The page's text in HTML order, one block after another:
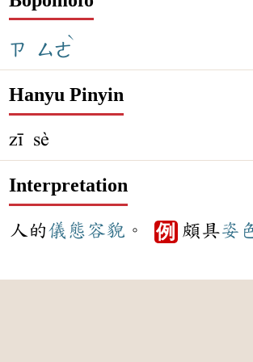
ㄗ ㄙㄜ
ˋ
Hanyu Pinyin
zī sè
Interpretation
人的儀態容貌 。 例 頗具姿